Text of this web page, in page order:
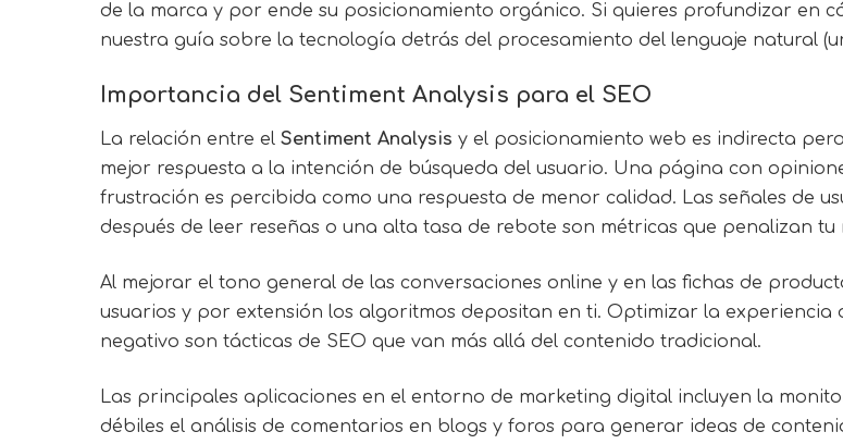
de la marca y por ende su posicionamiento orgánico. Si quieres profundizar en
nuestra guía sobre la tecnología detrás del procesamiento del lenguaje natural
Importancia del Sentiment Analysis para el SEO
La relación entre el Sentiment Analysis y el posicionamiento web es indirecta
mejor respuesta a la intención de búsqueda del usuario. Una página con
frustración es percibida como una respuesta de menor calidad. Las señales de
después de leer reseñas o una alta tasa de rebote son métricas que penalizan tu
Al mejorar el tono general de las conversaciones online y en las fichas de
usuarios y por extensión los algoritmos depositan en ti. Optimizar la
negativo son tácticas de SEO que van más allá del contenido tradicional.
Las principales aplicaciones en el entorno de marketing digital incluyen la
débiles el análisis de comentarios en blogs y foros para generar ideas de